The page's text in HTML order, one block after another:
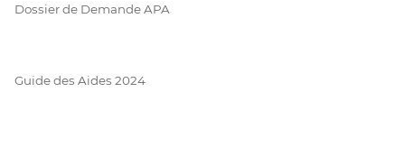
Dossier de Demande APA
Guide des Aides 2024